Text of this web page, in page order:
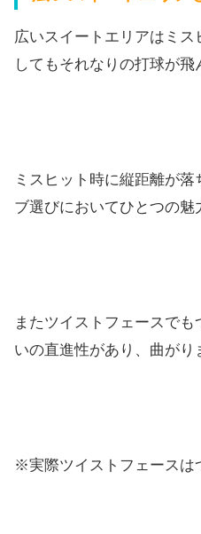
広いスイートエリアはミス
してもそれなりの打球が飛
ミスヒット時に縦距離が落
ブ選びにおいてひとつの魅
またツイストフェースで
いの直進性があり、曲がり
※実際ツイストフェースは